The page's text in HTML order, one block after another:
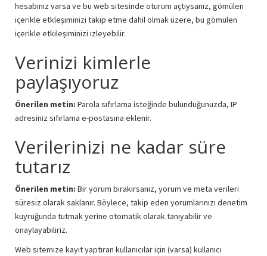
hesabınız varsa ve bu web sitesinde oturum açtıysanız, gömülen
içerikle etkleşiminizi takip etme dahil olmak üzere, bu gömülen
içerikle etkileşiminizi izleyebilir.
Verinizi kimlerle
paylaşıyoruz
Önerilen metin: Parola sıfırlama isteğinde bulunduğunuzda, IP
adresiniz sıfırlama e-postasına eklenir.
Verilerinizi ne kadar süre
tutarız
Önerilen metin: Bir yorum bırakırsanız, yorum ve meta verileri
süresiz olarak saklanır. Böylece, takip eden yorumlarınızı denetim
kuyruğunda tutmak yerine otomatik olarak tanıyabilir ve
onaylayabiliriz.
Web sitemize kayıt yaptıran kullanıcılar için (varsa) kullanıcı